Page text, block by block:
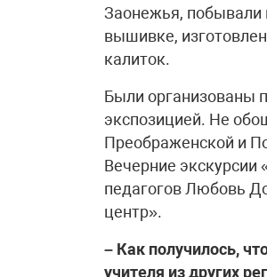
Заонежья, побывали
вышивке,
калиток.
Были организованы
экспозицией. Не
Преображенской и
Вечерние
педагогов Любовь
центр».
– Как получилось,
учителя из других